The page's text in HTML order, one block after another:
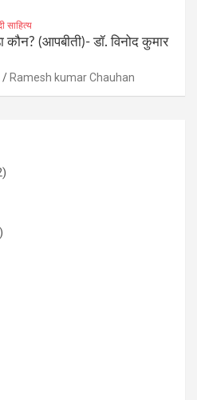
साहित्य
कौन? (आपबीती)​- डॉ. विनोद कुमार
Ramesh kumar Chauhan